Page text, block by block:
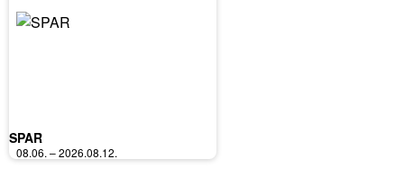
SPAR
08.06. – 2026.08.12.